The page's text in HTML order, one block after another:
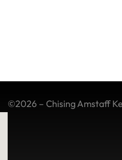
©2026 – Chising Amstaff